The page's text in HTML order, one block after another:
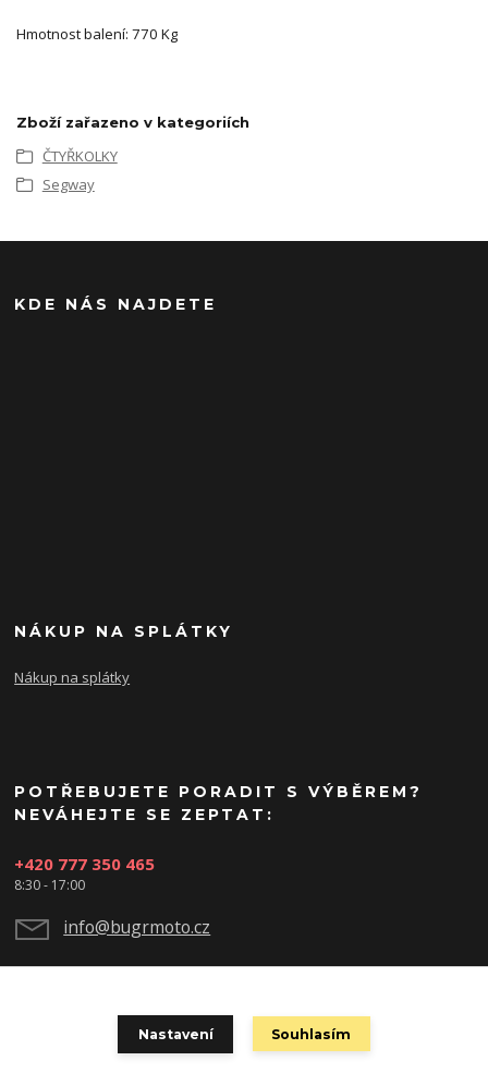
Hmotnost balení: 770 Kg
Zboží zařazeno v kategoriích
ČTYŘKOLKY
Segway
KDE NÁS NAJDETE
NÁKUP NA SPLÁTKY
Nákup na splátky
POTŘEBUJETE PORADIT S VÝBĚREM?
NEVÁHEJTE SE ZEPTAT:
+420 777 350 465
8:30 - 17:00
info@bugrmoto.cz
Nastavení Souhlasím